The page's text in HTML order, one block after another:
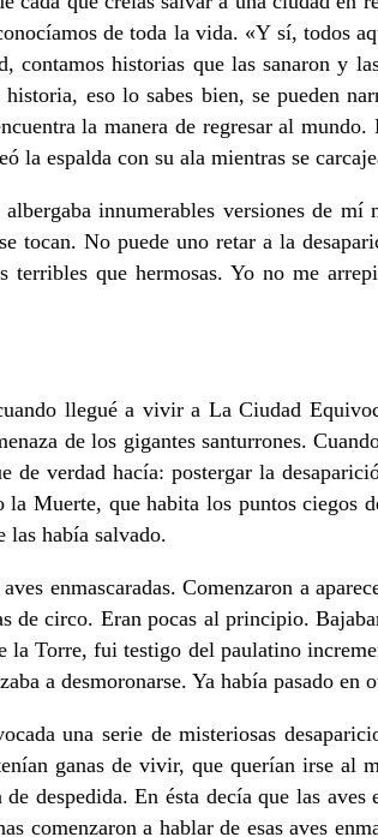
de toda la vida. «Y sí, todos
contamos historias que las sanaron y
eso lo sabes bien, se pueden
la manera de regresar al
la espalda con su ala mientras se
innumerables versiones de
tocan. No puede uno retar a la
que hermosas. Yo no me
llegué a vivir a La Ciudad
de los gigantes santurrones.
verdad hacía: postergar la
Muerte, que habita los puntos
las había salvado.
enmascaradas. Comenzaron a
circo. Eran pocas al principio.
Torre, fui testigo del paulatino
a desmoronarse. Ya había pasado en
una serie de misteriosas
ganas de vivir, que querían irse
despedida. En ésta decía que las
comenzaron a hablar de esas aves